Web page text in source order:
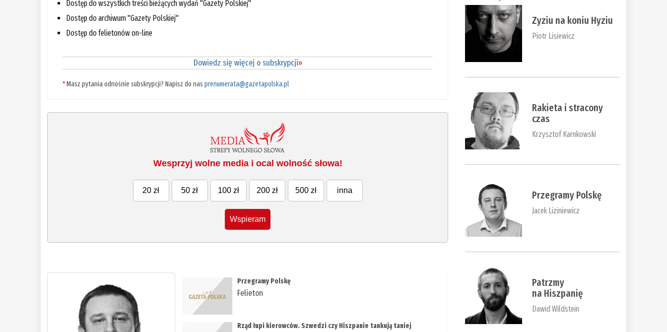
Dostęp do wszystkich treści bieżących wydań "Gazety Polskiej"
Dostęp do archiwum "Gazety Polskiej"
Dostęp do felietonów on-line
Dowiedz się więcej o subskrypcji»
*Masz pytania odnośnie subskrypcji? Napisz do nasprenumerata@gazetapolska.pl
Wesprzyj wolne media i ocal wolność słowa!
20 zł 50 zł 100 zł 200 zł 500 zł inna
Wspieram
Przegramy Polskę
Felieton
Rząd łupi kierowców. Szwedzi czy Hiszpanie tankują taniej
Zyziu na koniu Hyziu
Piotr Lisiewicz
Rakieta i stracony
czas
Krzysztof Karnkowski
Przegramy Polskę
Jacek Liziniewicz
Patrzmy
na Hiszpanię
Dawid Wildstein